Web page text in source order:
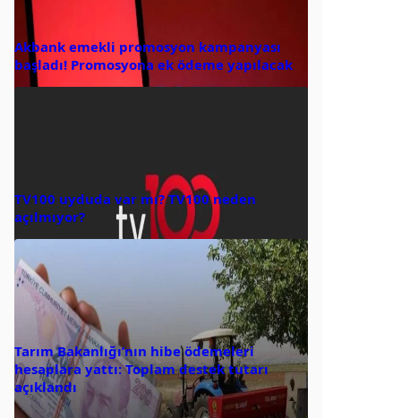
Akbank emekli promosyon kampanyası
başladı! Promosyona ek ödeme yapılacak
TV100 uyduda var mı? TV100 neden
açılmıyor?
Tarım Bakanlığı’nın hibe ödemeleri
hesaplara yattı: Toplam destek tutarı
açıklandı